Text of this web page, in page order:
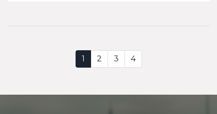
1 2 3 4